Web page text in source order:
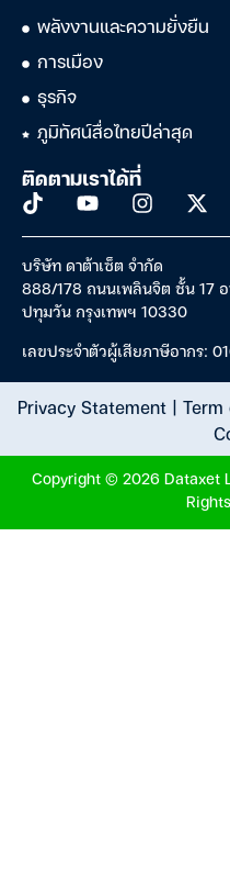
พลังงานและความยั่งยืน
การเมือง
ธุรกิจ
ภูมิทัศน์สื่อไทยปีล่าสุด
ติดตามเราได้ที่
บริษัท ดาต้าเซ็ต จำกัด
888/178 ถนนเพลินจิต ชั้น 17
ปทุมวัน กรุงเทพฯ 10330
เลขประจำตัวผู้เสียภาษีอากร:
Privacy Statement|
Copyright © 2026 Dataxet